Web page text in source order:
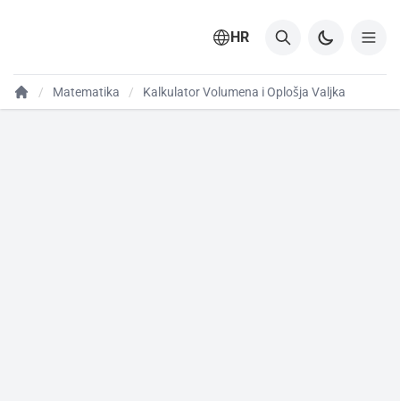
HR
Matematika Kalkulator Volumena i Oplošja Valjka